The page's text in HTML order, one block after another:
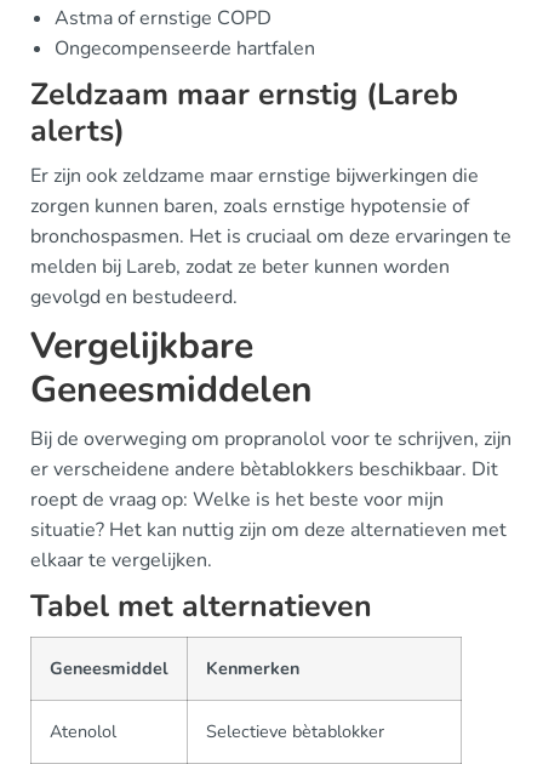
Astma of ernstige COPD
Ongecompenseerde hartfalen
Zeldzaam maar ernstig (Lareb
alerts)
Er zijn ook zeldzame maar ernstige bijwerkingen die
zorgen kunnen baren, zoals ernstige hypotensie of
bronchospasmen. Het is cruciaal om deze ervaringen te
melden bij Lareb, zodat ze beter kunnen worden
gevolgd en bestudeerd.
Vergelijkbare
Geneesmiddelen
Bij de overweging om propranolol voor te schrijven, zijn
er verscheidene andere bètablokkers beschikbaar. Dit
roept de vraag op: Welke is het beste voor mijn
situatie? Het kan nuttig zijn om deze alternatieven met
elkaar te vergelijken.
Tabel met alternatieven
Geneesmiddel Kenmerken
Atenolol Selectieve bètablokker